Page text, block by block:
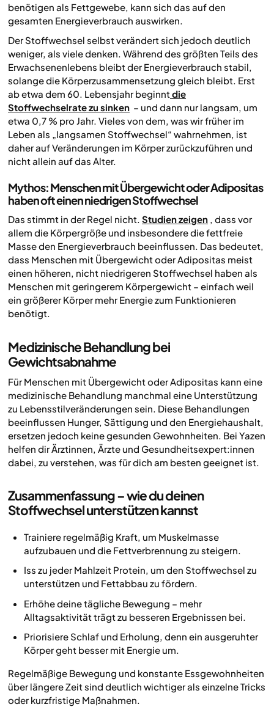
benötigen als Fettgewebe, kann sich das auf den
gesamten Energieverbrauch auswirken.
Der Stoffwechsel selbst verändert sich jedoch deutlich
weniger, als viele denken. Während des größten Teils des
Erwachsenenlebens bleibt der Energieverbrauch stabil,
solange die Körperzusammensetzung gleich bleibt. Erst
ab etwa dem 60. Lebensjahr beginntdie
Stoffwechselrate zu sinken – und dann nur langsam, um
etwa 0,7 % pro Jahr. Vieles von dem, was wir früher im
Leben als „langsamen Stoffwechsel“ wahrnehmen, ist
daher auf Veränderungen im Körper zurückzuführen und
nicht allein auf das Alter.
Mythos: Menschen mit Übergewicht oder Adipositas
haben oft einen niedrigen Stoffwechsel
Das stimmt in der Regel nicht. Studien zeigen , dass vor
allem die Körpergröße und insbesondere die fettfreie
Masse den Energieverbrauch beeinflussen. Das bedeutet,
dass Menschen mit Übergewicht oder Adipositas meist
einen höheren, nicht niedrigeren Stoffwechsel haben als
Menschen mit geringerem Körpergewicht – einfach weil
ein größerer Körper mehr Energie zum Funktionieren
benötigt.
Medizinische Behandlung bei
Gewichtsabnahme
Für Menschen mit Übergewicht oder Adipositas kann eine
medizinische Behandlung manchmal eine Unterstützung
zu Lebensstilveränderungen sein. Diese Behandlungen
beeinflussen Hunger, Sättigung und den Energiehaushalt,
ersetzen jedoch keine gesunden Gewohnheiten. Bei Yazen
helfen dir Ärztinnen, Ärzte und Gesundheitsexpert:innen
dabei, zu verstehen, was für dich am besten geeignet ist.
Zusammenfassung – wie du deinen
Stoffwechsel unterstützen kannst
Trainiere regelmäßig Kraft, um Muskelmasse
aufzubauen und die Fettverbrennung zu steigern.
Iss zu jeder Mahlzeit Protein, um den Stoffwechsel zu
unterstützen und Fettabbau zu fördern.
Erhöhe deine tägliche Bewegung – mehr
Alltagsaktivität trägt zu besseren Ergebnissen bei.
Priorisiere Schlaf und Erholung, denn ein ausgeruhter
Körper geht besser mit Energie um.
Regelmäßige Bewegung und konstante Essgewohnheiten
über längere Zeit sind deutlich wichtiger als einzelne Tricks
oder kurzfristige Maßnahmen.